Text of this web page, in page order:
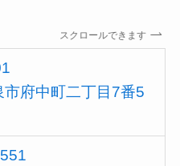
スクロールできます
市府中町二丁目7番5